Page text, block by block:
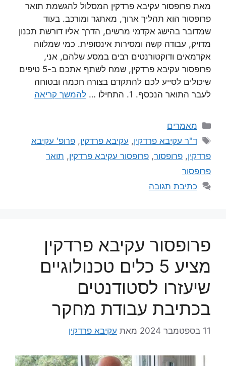
מאת פרופסור עקיבא פרדקין המסלול להגשמת תואר
פרופסור הוא תהליך ארוך, מאתגר ומורכב. בעוד
שמדובר בהישג אקדמי מרשים, הדרך אליו דורשת תכנון
מדויק, עבודה קשה ומסירות אינסופית. כמי שמלווה
אקדמאים ודוקטורנטים רבים במסע שלהם, אני,
פרופסור עקיבא פרדקין, שמח לשתף אתכם ב-5 טיפים
שיכולים לסייע לכם להתקדם בצורה חכמה ובטוחה
לעבר התואר הנכסף. 1. התחילו …
להמשך קריאה
מאמרים
ד"ר עקיבא פרדקין, עקיבא פרדקין,פרופ' עקיבא
פרדקין, פרופסור, פרופסור עקיבא פרדקין, תואר
פרופסור
כתיבת תגובה
פרופסור עקיבא פרדקין
מציע 5 כלים טכנולוגיים
שיעזרו לסטודנטים
בכתיבת עבודת מחקר
11 בספטמבר 2024 מאת עקיבא פרדקין